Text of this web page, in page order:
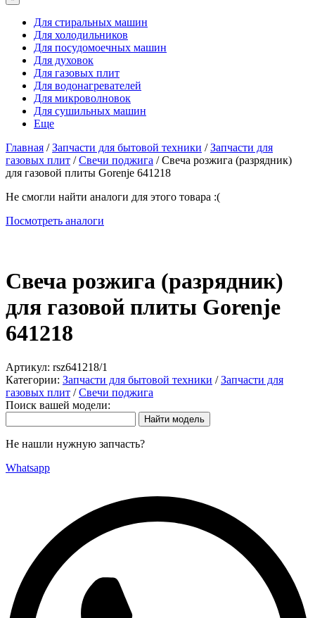
Для стиральных машин
Для холодильников
Для посудомоечных машин
Для духовок
Для газовых плит
Для водонагревателей
Для микроволновок
Для сушильных машин
Еще
Главная /Запчасти для бытовой техники /Запчасти для
газовых плит /Свечи поджига / Свеча розжига (разрядник)
для газовой плиты Gorenje 641218
Не смогли найти аналоги для этого товара :(
Посмотреть аналоги
Свеча розжига (разрядник)
для газовой плиты Gorenje
641218
Артикул: rsz641218/1
Категории: Запчасти для бытовой техники /Запчасти для
газовых плит /Свечи поджига
Поиск вашей модели:
Не нашли нужную запчасть?
Whatsapp